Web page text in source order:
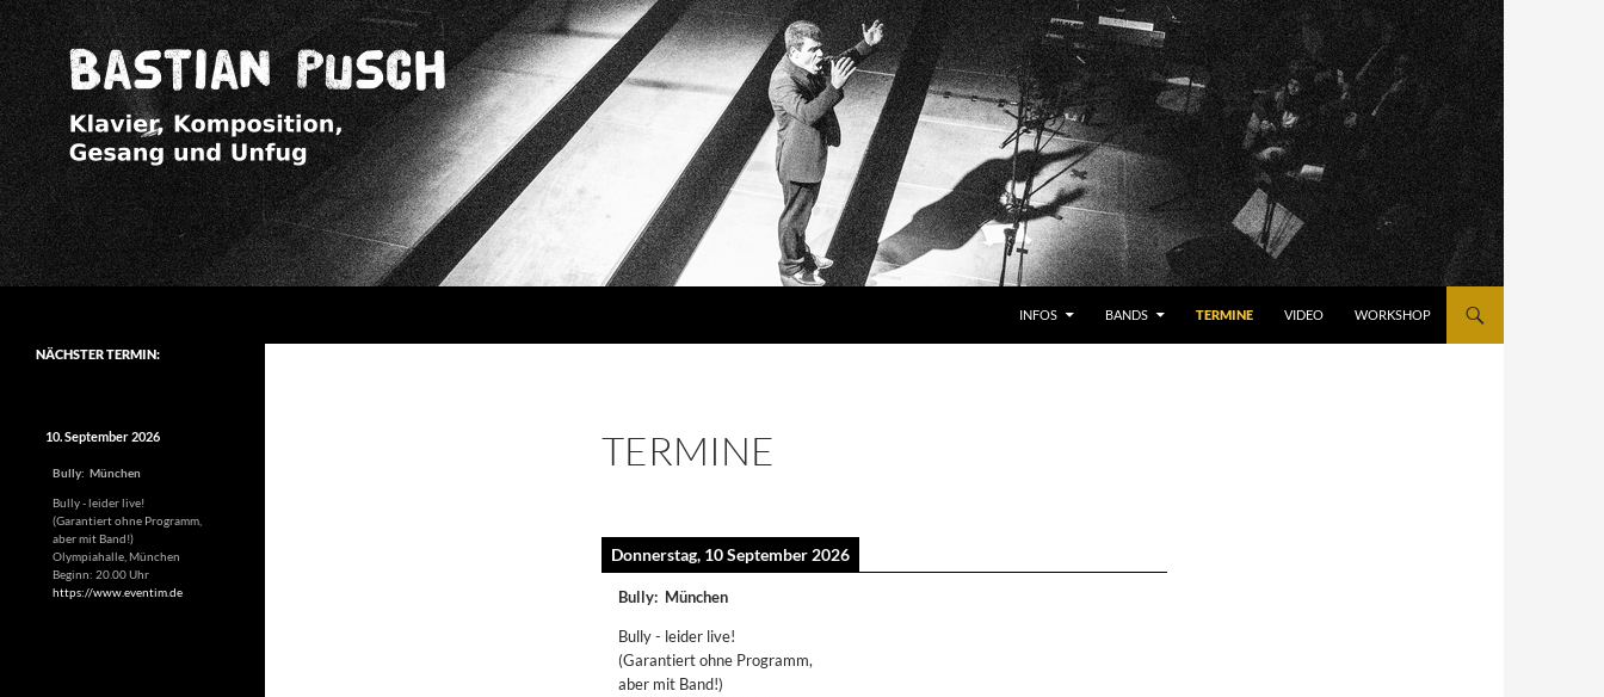
Zum
Inhalt
springen
INFOS BANDS TERMINE VIDEO WORKSHOP
TERMINE
Donnerstag, 10 September 2026
Bully: München
Bully - leider live!
(Garantiert ohne Programm,
aber mit Band!)
Klavier – Komposition – Gesang –
NÄCHSTER TERMIN:
10. September 2026
Bully: München
Bully - leider live!
(Garantiert ohne Programm,
aber mit Band!)
Olympiahalle, München
Beginn: 20.00 Uhr
https://www.eventim.de